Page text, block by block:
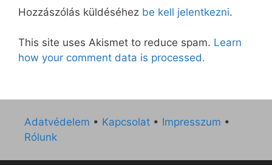
Hozzászólás küldéséhez be kell jelentkezni.
This site uses Akismet to reduce spam. Learn
how your comment data is processed.
Adatvédelem • Kapcsolat • Impresszum •
Rólunk